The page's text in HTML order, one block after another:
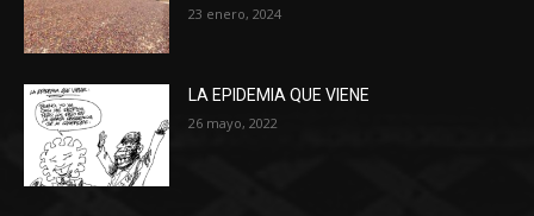
23 enero, 2024
LA EPIDEMIA QUE VIENE
26 mayo, 2022